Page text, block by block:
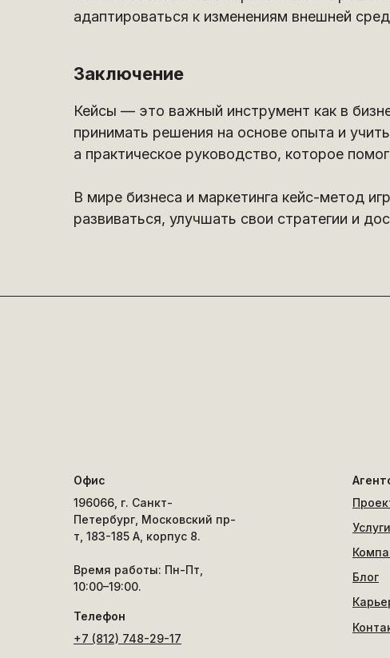
адаптироваться к изменениям внешней
Кейсы — это важный инструмент как в
принимать решения на основе опыта и
а практическое руководство, которое
В мире бизнеса и маркетинга кейс-метод
развиваться, улучшать свои стратегии и
Заключение
Офис
196066, г. Санкт-
Петербург, Московский пр-
т, 183-185 А, корпус 8.
Время работы: Пн-Пт,
10:00–19:00.
Услуги
Блог
Телефон
+7 (812) 748-29-17